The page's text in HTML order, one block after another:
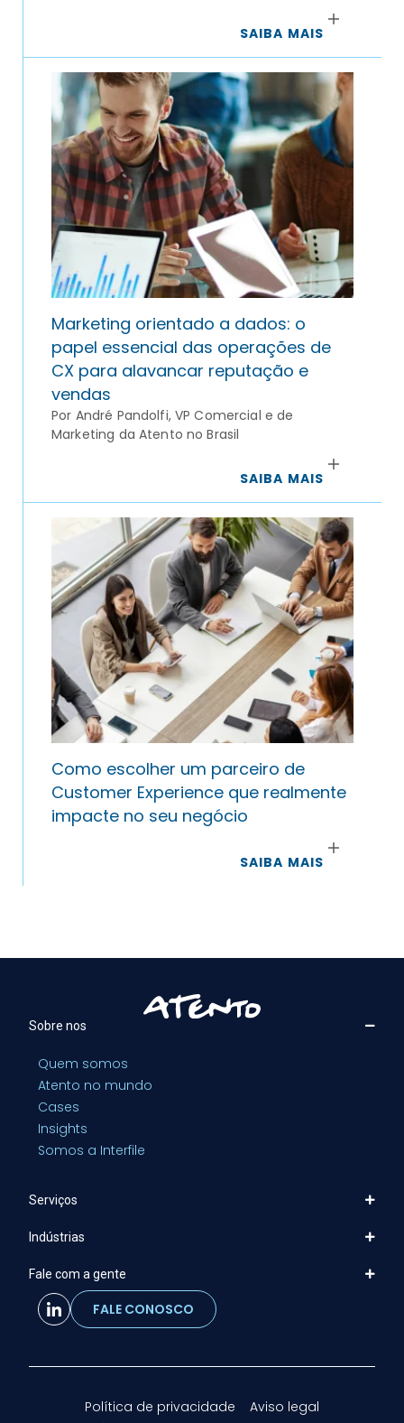
SAIBA MAIS
Marketing orientado a dados: o
papel essencial das operações de
CX para alavancar reputação e
vendas
Por André Pandolfi, VP Comercial e de
Marketing da Atento no Brasil
SAIBA MAIS
Como escolher um parceiro de
Customer Experience que realmente
impacte no seu negócio
SAIBA MAIS
Sobre nos
Quem somos
Atento no mundo
Cases
Insights
Somos a Interfile
Serviços
Indústrias
Fale com a gente
FALE CONOSCO
Política de privacidade
Aviso legal